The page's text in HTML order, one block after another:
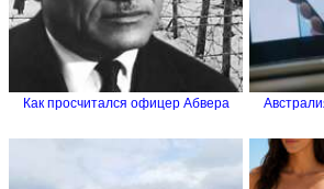
Как просчитался офицер Абвера